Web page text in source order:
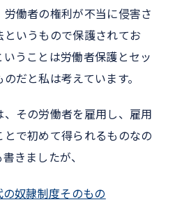
働者の権利が不当に侵害さ
いうもので保護されてお
うことは労働者保護とセッ
だと私は考えています。
その労働者を雇用し、雇用
で初めて得られるものなの
きましたが、
奴隷制度そのもの